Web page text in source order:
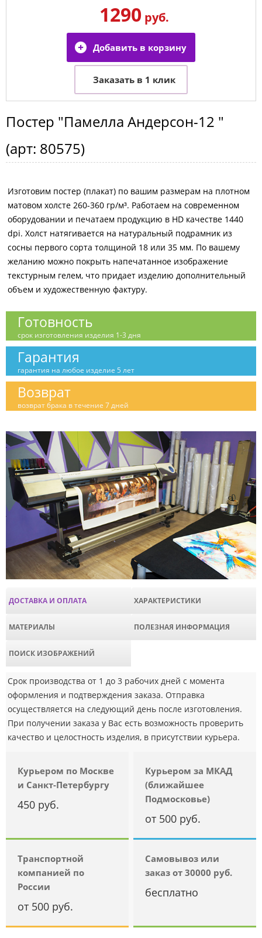
1290руб.
Постер "Памелла Андерсон-12 "
(арт: 80575)
Изготовим постер (плакат) по вашим размерам на плотном
матовом холсте 260-360 гр/м³. Работаем на современном
оборудовании и печатаем продукцию в HD качестве 1440
dpi. Холст натягивается на натуральный подрамник из
сосны первого сорта толщиной 18 или 35 мм. По вашему
желанию можно покрыть напечатанное изображение
текстурным гелем, что придает изделию дополнительный
объем и художественную фактуру.
Готовность
срок изготовления изделия 1-3 дня
Гарантия
гарантия на любое изделие 5 лет
Возврат
возврат брака в течение 7 дней
ДОСТАВКА И ОПЛАТА ХАРАКТЕРИСТИКИ
МАТЕРИАЛЫ ПОЛЕЗНАЯ ИНФОРМАЦИЯ
ПОИСК ИЗОБРАЖЕНИЙ
Срок производства от 1 до 3 рабочих дней с момента
оформления и подтверждения заказа. Отправка
осуществляется на следующий день после изготовления.
При получении заказа у Вас есть возможность проверить
качество и целостность изделия, в присутствии курьера.
Курьером по Москве
и Санкт-Петербургу
450 руб.
Курьером за МКАД
(ближайшее
Подмосковье)
от 500 руб.
Транспортной
компанией по
России
от 500 руб.
Самовывоз или
заказ от 30000 руб.
бесплатно